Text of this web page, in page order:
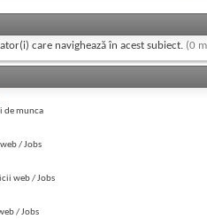
care navighează în acest subiect. (0
de munca
/ Jobs
web / Jobs
/ Jobs